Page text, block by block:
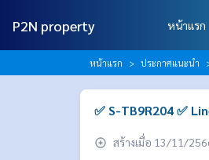
P2N property หน้าแรก
หน้าแรก ประกาศแนะนำ
✅ S-TB9R204 ✅
สร้างเมื่อ 13/11/